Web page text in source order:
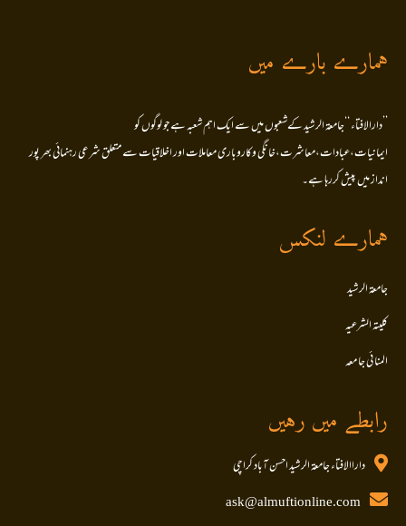
ہمارے بارے میں
’’دارالافتاء ‘‘جامعۃ الرشید کےشعبوں میں سے ایک اہم شعبہ ہے جو لوگوں کو
ایمانیات،عبادات،معاشرت،خانگی وکاروباری معاملات اور اخلاقیات سے متعلق شرعی رہنمائی بھر پور
انداز میں پیش کررہا ہے۔
ہمارے لنکس
جامعۃ الرشید
کلیتہ الشرعیہ
المنا ئی جا معہ
رابطے میں رہیں
داراالافتاء جامعۃ الرشید احسن آباد کراچی
ask@almuftionline.com